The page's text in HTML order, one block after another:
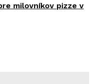
milovníkov pizze v